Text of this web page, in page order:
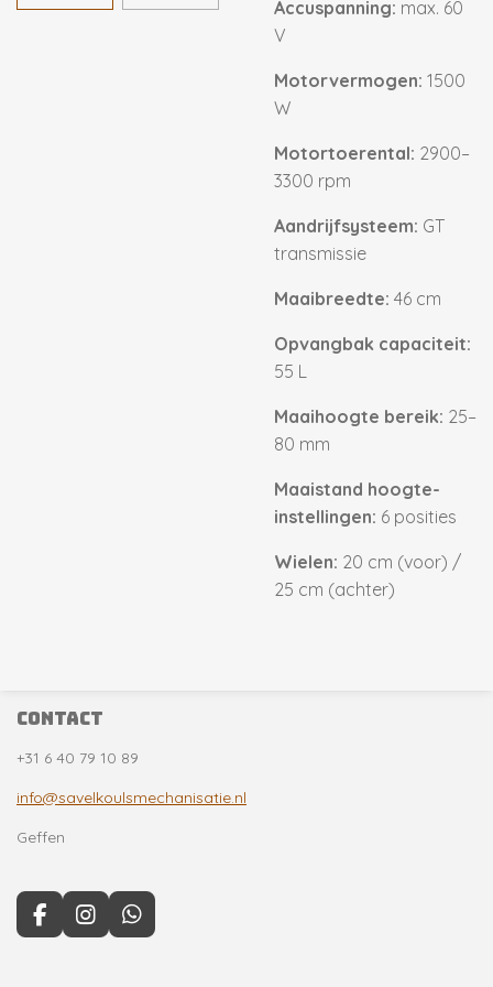
Accuspanning: max. 60
V
Motorvermogen: 1500
W
Motortoerental: 2900–
3300 rpm
Aandrijfsysteem: GT
transmissie
Maaibreedte: 46 cm
Opvangbak capaciteit:
55 L
Maaihoogte bereik: 25–
80 mm
Maaistand hoogte-
instellingen: 6 posities
Wielen: 20 cm (voor) /
25 cm (achter)
contact
+31 6 40 79 10 89
info@savelkoulsmechanisatie.nl
Geffen
F
a
I
n
W
h